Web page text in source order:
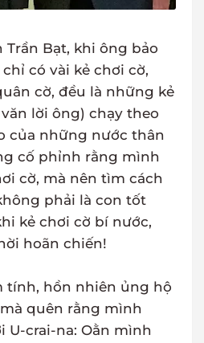
Bạt, khi ông bảo
có vài kẻ chơi cờ,
cờ, đều là những kẻ
lời ông) chạy theo
của những nước thân
cố phỉnh rằng mình
cờ, mà nên tìm cách
phải là con tốt
kẻ chơi cờ bí nước,
hoãn chiến!
tính, hồn nhiên ủng hộ
quên rằng mình
U-crai-na: Oằn mình